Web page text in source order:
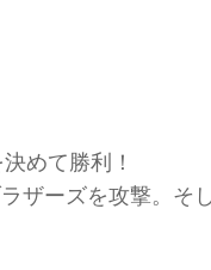
めて勝利！
ザーズを攻撃。そ